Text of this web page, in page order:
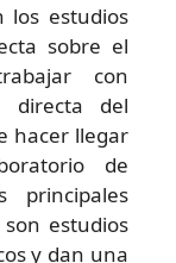
los estudios
sobre el
con
directa del
hacer llegar
de
principales
estudios
y dan una